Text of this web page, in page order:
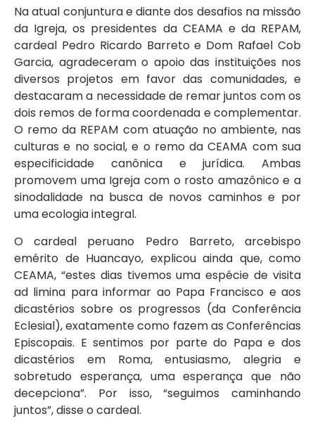
Na atual conjuntura e diante dos desafios na missão
da Igreja, os presidentes da CEAMA e da REPAM,
cardeal Pedro Ricardo Barreto e Dom Rafael Cob
Garcia, agradeceram o apoio das instituições nos
diversos projetos em favor das comunidades, e
destacaram a necessidade de remar juntos com os
dois remos de forma coordenada e complementar.
O remo da REPAM com atuação no ambiente, nas
culturas e no social, e o remo da CEAMA com sua
especificidade canônica e jurídica. Ambas
promovem uma Igreja com o rosto amazônico e a
sinodalidade na busca de novos caminhos e por
uma ecologia integral.
O cardeal peruano Pedro Barreto, arcebispo
emérito de Huancayo, explicou ainda que, como
CEAMA, “estes dias tivemos uma espécie de visita
ad limina para informar ao Papa Francisco e aos
dicastérios sobre os progressos (da Conferência
Eclesial), exatamente como fazem as Conferências
Episcopais. E sentimos por parte do Papa e dos
dicastérios em Roma, entusiasmo, alegria e
sobretudo esperança, uma esperança que não
decepciona”. Por isso, “seguimos caminhando
juntos”, disse o cardeal.